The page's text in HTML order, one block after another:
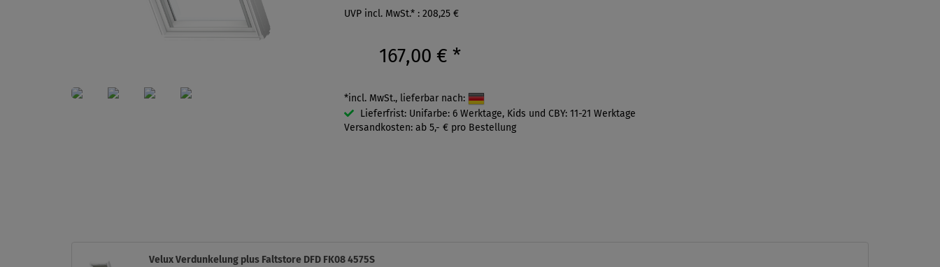
UVP incl. MwSt.* : 208,25 €
167,00 € *
*incl. MwSt., lieferbar nach:
Lieferfrist: Unifarbe: 6 Werktage, Kids und CBY: 11-21 Werktage
Versandkosten: ab 5,- € pro Bestellung
Velux Verdunkelung plus Faltstore DFD FK08 4575S